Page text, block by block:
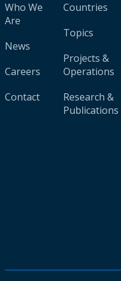
Who We
Are
News
Careers
Contact
Countries
Topics
Projects &
Operations
Research &
Publications